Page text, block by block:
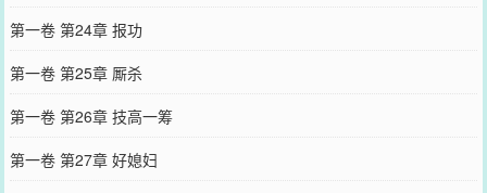
第一卷 第24章 报功
第一卷 第25章 厮杀
第一卷 第26章 技高一筹
第一卷 第27章 好媳妇